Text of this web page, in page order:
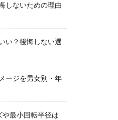
しないための理由
い？後悔しない選
ージを男女別・年
最小回転半径は